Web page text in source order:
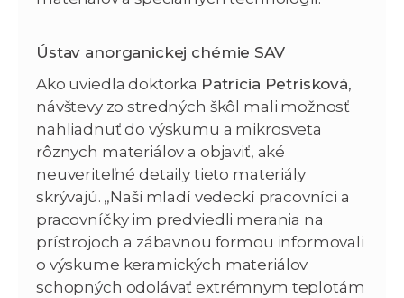
Ústav anorganickej chémie SAV
Ako uviedla doktorka Patrícia Petrisková,
návštevy zo stredných škôl mali možnosť
nahliadnuť do výskumu a mikrosveta
rôznych materiálov a objaviť, aké
neuveriteľné detaily tieto materiály
skrývajú. „Naši mladí vedeckí pracovníci a
pracovníčky im predviedli merania na
prístrojoch a zábavnou formou informovali
o výskume keramických materiálov
schopných odolávať extrémnym teplotám